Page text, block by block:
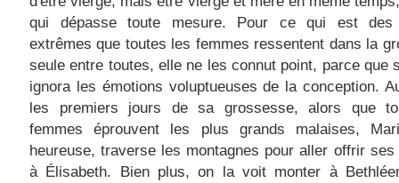
qui dépasse toute mesure. Pour ce qui est des
extrêmes que toutes les femmes ressentent dans la
seule entre toutes, elle ne les connut point, parce que
ignora les émotions voluptueuses de la conception.
les premiers jours de sa grossesse, alors que
femmes éprouvent les plus grands malaises,
heureuse, traverse les montagnes pour aller offrir
à Élisabeth. Bien plus, on la voit monter à